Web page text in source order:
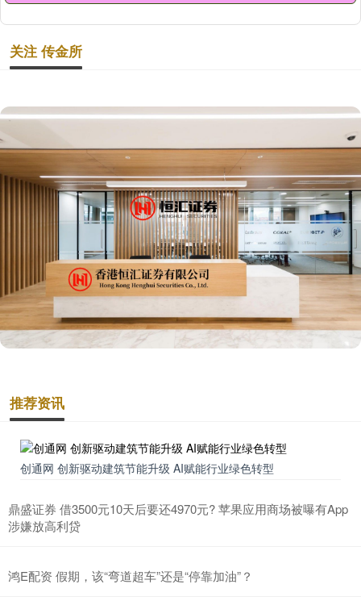
关注 传金所
推荐资讯
创通网 创新驱动建筑节能升级 AI赋能行业绿色转型
鼎盛证券 借3500元10天后要还4970元? 苹果应用商场被曝有App
涉嫌放高利贷
鸿E配资 假期，该“弯道超车”还是“停靠加油”？